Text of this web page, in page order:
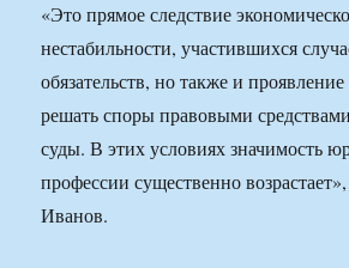
«Это прямое следствие
нестабильности, участившихся
обязательств, но также и
решать споры правовыми
суды. В этих условиях значимость
профессии существенно
Иванов.